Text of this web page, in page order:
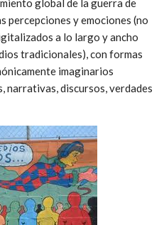
percepciones y emociones (no
a lo largo y ancho
tradicionales), con formas
imaginarios
narrativas, discursos, verdades